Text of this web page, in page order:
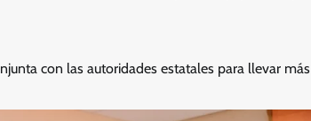
con las autoridades estatales para llevar más